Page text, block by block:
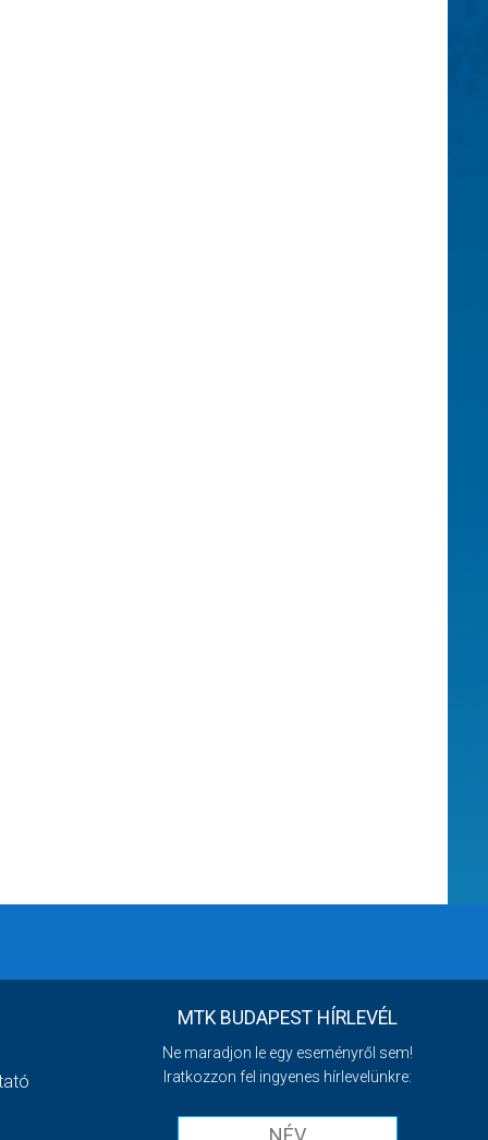
MTK BUDAPEST HÍRLEVÉL
Ne maradjon le egy eseményről sem!
Iratkozzon fel ingyenes hírlevelünkre: